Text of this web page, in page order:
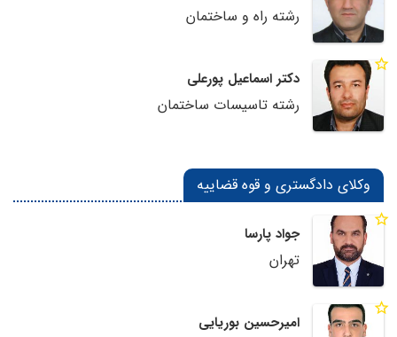
رشته راه و ساختمان
دکتر اسماعیل پورعلی
رشته تاسیسات ساختمان
وکلای دادگستری و قوه قضاییه
جواد پارسا
تهران
امیرحسین بوریایی